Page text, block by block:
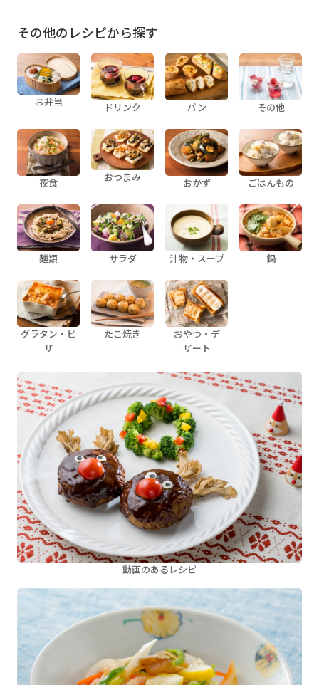
その他のレシピから探す
お弁当 ドリンク パン その他
夜食 おつまみ おかず ごはんもの
麺類 サラダ 汁物・スープ 鍋
グラタン・ピ
ザ
たこ焼き
おやつ・デ
ザート
動画のあるレシピ